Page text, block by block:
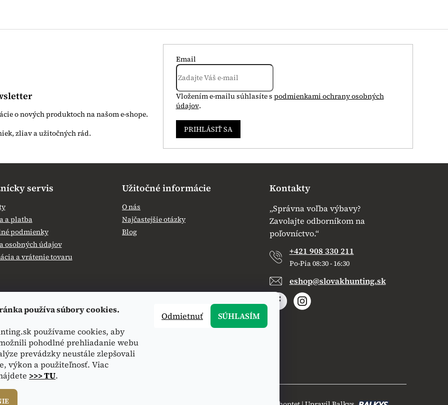
používa súbory cookies.
používame cookies, aby
pohodlné prehliadanie webu
prevádzky neustále zlepšovali
výkon a použiteľnosť. Viac
>>> TU.
Odmietnuť SÚHLASÍM
o nových produktoch na našom e-shope.
Email
Vložením e-mailu súhlasíte s podmienkami ochrany osobných
údajov.
PRIHLÁSIŤ SA
servis
a platba
podmienky
osobných údajov
a vrátenie tovaru
Užitočné informácie
O nás
Najčastejšie otázky
Blog
Kontakty
„Správna voľba výbavy?
Zavolajte odborníkom na
poľovníctvo.“
+421 908 330 211
Po-Pia 08:30 - 16:30
eshop@slovakhunting.sk